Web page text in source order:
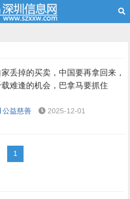
家丢掉的买卖，中国要再拿回来，
载难逢的机会，巴拿马要抓住
公益慈善 2025-12-01
1